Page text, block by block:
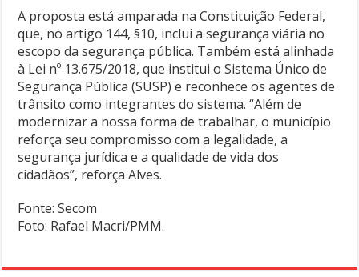
A proposta está amparada na Constituição Federal,
que, no artigo 144, §10, inclui a segurança viária no
escopo da segurança pública. Também está alinhada
à Lei nº 13.675/2018, que institui o Sistema Único de
Segurança Pública (SUSP) e reconhece os agentes de
trânsito como integrantes do sistema. “Além de
modernizar a nossa forma de trabalhar, o município
reforça seu compromisso com a legalidade, a
segurança jurídica e a qualidade de vida dos
cidadãos”, reforça Alves.
Fonte: Secom
Foto: Rafael Macri/PMM.